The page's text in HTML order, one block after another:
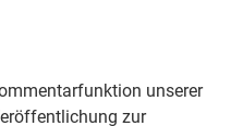
unserer
zur